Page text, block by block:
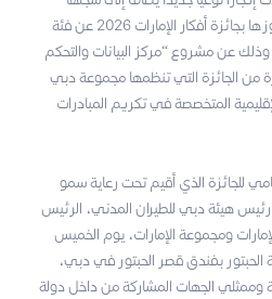
الحافل بالإنجازات الريادية، بعد فوزها بجائزة أفكار الإمارات 2026 عن فئة
عن مشروع “مركز البيانات والتحكم
الجائزة التي تنظمها مجموعة دبي
المتخصصة في تكريم المبادرات
للجائزة الذي أقيم تحت رعاية سمو
هيئة دبي للطيران المدني، الرئيس
ومجموعة الإمارات، يوم الخميس
2026 في قاعة الحبتور بفندق قصر الحبتور في دبي،
الجهات المشاركة من داخل دولة